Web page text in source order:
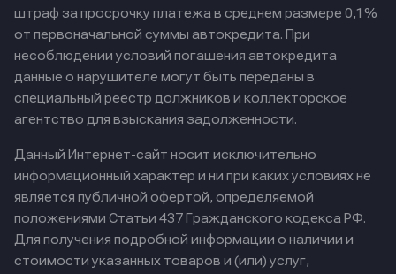
штраф за просрочку платежа в среднем размере 0,1%
от первоначальной суммы автокредита. При
несоблюдении условий погашения автокредита
данные о нарушителе могут быть переданы в
специальный реестр должников и коллекторское
агентство для взыскания задолженности.
Данный Интернет-сайт носит исключительно
информационный характер и ни при каких условиях не
является публичной офертой, определяемой
положениями Статьи 437 Гражданского кодекса РФ.
Для получения подробной информации о наличии и
стоимости указанных товаров и (или) услуг,